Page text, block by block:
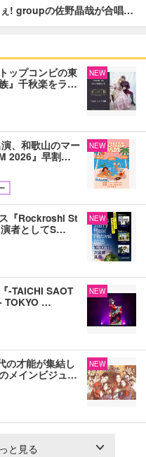
ぇ! groupの佐野晶哉が合唱…
ップコンビの東
』千秋楽をラ…
NEW
、和歌山のマー
2026』早割…
NEW
『Rockroshi St
者としてS…
NEW
-TAICHI SAOT
TOKYO …
NEW
の才能が集結し
メインビジュ…
NEW
と見る